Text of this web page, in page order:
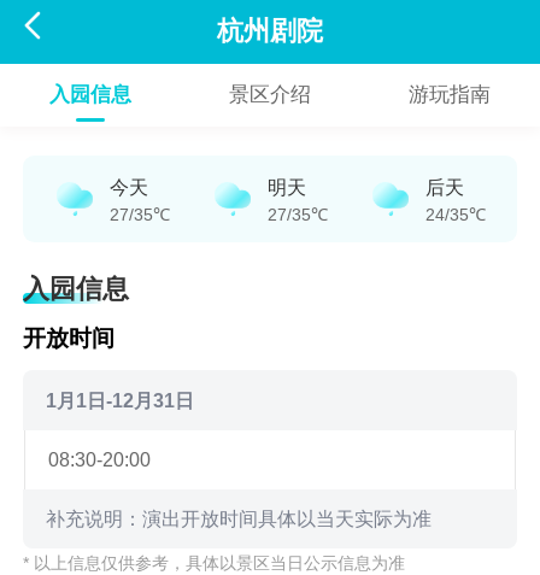
 杭州剧院
入园信息 景区介绍 游玩指南
今天
27/35℃
明天
27/35℃
后天
24/35℃
入园信息
开放时间
1月1日-12月31日
08:30-20:00
补充说明：演出开放时间具体以当天实际为准
* 以上信息仅供参考，具体以景区当日公示信息为准